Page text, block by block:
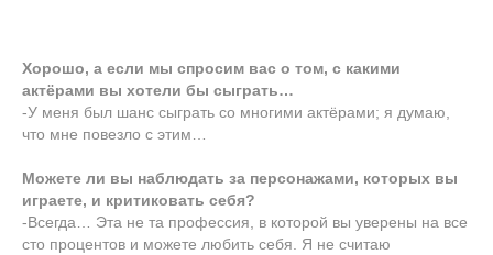
Хорошо, а если мы спросим вас о том, с какими
актёрами вы хотели бы сыграть…
-У меня был шанс сыграть со многими актёрами; я думаю,
что мне повезло с этим…
Можете ли вы наблюдать за персонажами, которых вы
играете, и критиковать себя?
-Всегда… Эта не та профессия, в которой вы уверены на все
сто процентов и можете любить себя. Я не считаю